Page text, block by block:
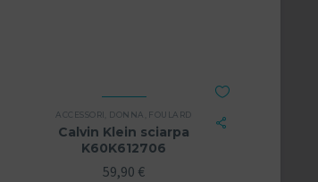
ACCESSORI DONNA FOULARD
Calvin Klein sciarpa
K60K612706
59,90 €